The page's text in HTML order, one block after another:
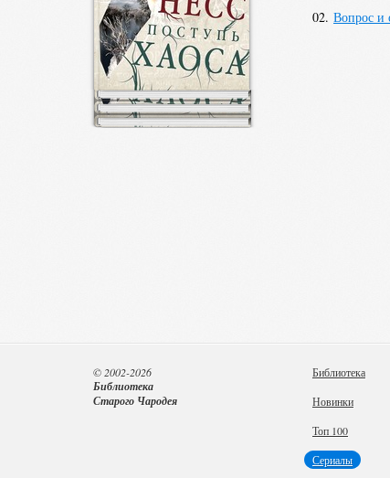
02. Вопрос и
Библиотека
Новинки
Топ 100
Сериалы
© 2002-2026
Библиотека
Старого Чародея